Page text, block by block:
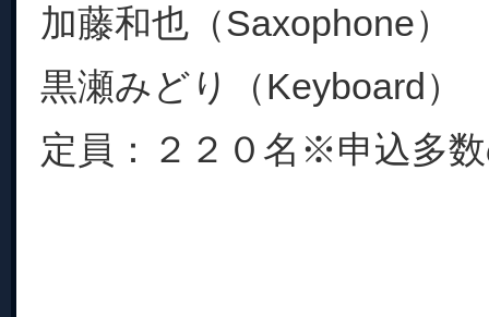
加藤和也（Saxophone）
黒瀬みどり（Keyboard）
定員：２２０名※申込多